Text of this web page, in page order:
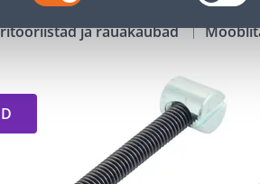
ja rauakaubad